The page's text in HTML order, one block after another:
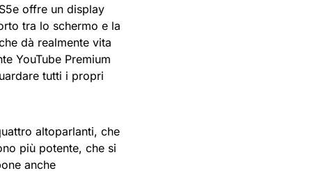
offre un display
tra lo schermo e la
dà realmente vita
YouTube Premium
tutti i propri
altoparlanti, che
più potente, che si
anche